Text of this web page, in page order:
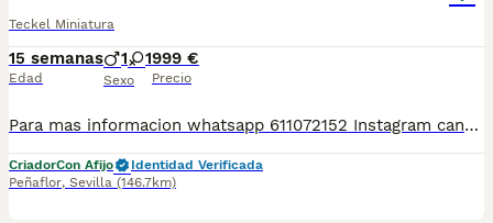
Teckel Miniatura
15 semanas
Edad
1 1
Sexo
999 €
Precio
Para mas informacion whatsapp 611072152 Instagram canpuppydoggg Web www.canpuppydog.com Cachorros teckel disponible machos y hembras Tamaño kaninchen-miniatura (pequeñitos) Gran pasión por esta raza, muchos años de experiencia, muy cariñosos y juguetones de excelente linea Se entregan con 2 meses en adelante, criados en ambiente familiar y muy sociables con otras razas Listo para entrega inmediata en cualquier punto de España, También personalmente por todo Andalucía Nos encontramos entre Cordoba y Sevilla Espectaculares colores , pregunte por cachorros disponibles. Los entregamos con cartilla veterinaria, vacunas correspondientes, desparasitación tanto externa como interna Los precios varían dependiendo las características y calidad del cachorro. Disponemos de más razas teckel daschund pomerania ratón de praga chihuahua bichon maltés caniche toy yorkshire biewer dachshund
CriadorCon Afijo
Identidad Verificada
Peñaflor, Sevilla (146.7km)